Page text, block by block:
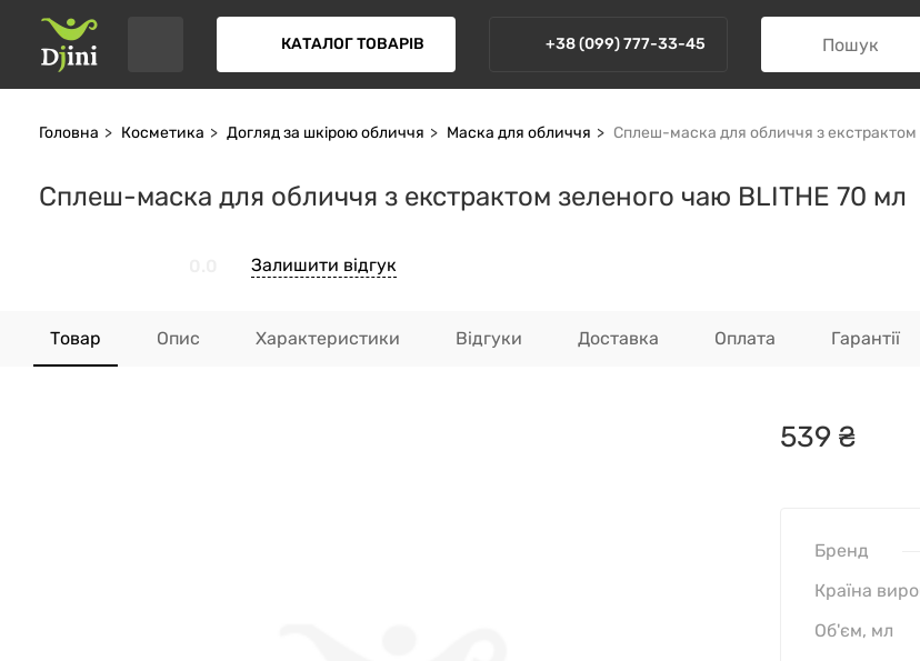
КАТАЛОГ ТОВАРІВ +38 (099) 777-33-45
Головна Косметика Догляд за шкірою обличчя Маска для обличчя Сплеш-маска для обличчя з екстрактом
Сплеш-маска для обличчя з екстрактом зеленого чаю BLITHE 70 мл
Залишити відгук
Товар Опис Характеристики Відгуки Доставка Оплата Гарантії
539 ₴
Бренд
Країна
Об'єм, мл